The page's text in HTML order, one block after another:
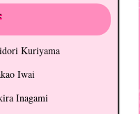
Kuriyama
Iwai
Inagami